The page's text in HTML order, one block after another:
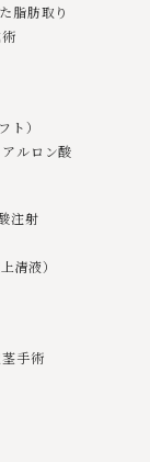
脂肪取り
ト）
ルロン酸
注射
清液）
手術